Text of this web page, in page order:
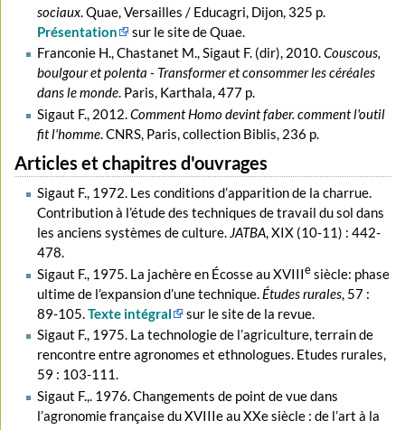
sociaux. Quae, Versailles / Educagri, Dijon, 325 p.
Présentation
sur le site de Quae.
Franconie H., Chastanet M., Sigaut F. (dir), 2010.Couscous,
boulgour et polenta - Transformer et consommer les céréales
dans le monde. Paris, Karthala, 477 p.
Sigaut F., 2012.Comment Homo devint faber. comment l'outil
fit l'homme. CNRS, Paris, collection Biblis, 236 p.
Articles et chapitres d'ouvrages
Sigaut F., 1972. Les conditions d’apparition de la charrue.
Contribution à l’étude des techniques de travail du sol dans
les anciens systèmes de culture. JATBA, XIX (10-11) : 442-
478.
Sigaut F., 1975. La jachère en Écosse au XVIIIesiècle: phase
ultime de l’expansion d’une technique. Études rurales, 57 :
89-105.Texte intégral
sur le site de la revue.
Sigaut F., 1975. La technologie de l’agriculture, terrain de
rencontre entre agronomes et ethnologues. Etudes rurales,
59 : 103-111.
Sigaut F.,. 1976. Changements de point de vue dans
l’agronomie française du XVIIIe au XXe siècle : de l’art à la